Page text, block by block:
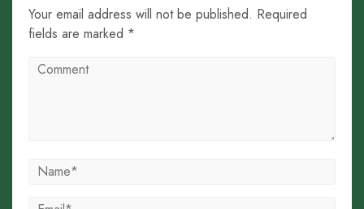
Your email address will not be published. Required
fields are marked *